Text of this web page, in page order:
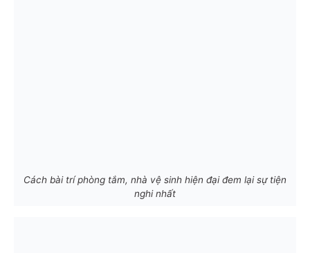
Cách bài trí phòng tắm, nhà vệ sinh hiện đại đem lại sự tiện
nghi nhất